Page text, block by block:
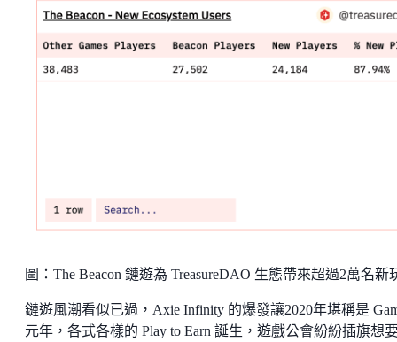
圖：The Beacon 鏈遊為 TreasureDAO 生態帶來超過2萬名新
鏈遊風潮看似已過，Axie Infinity 的爆發讓2020年堪稱是
元年，各式各樣的 Play to Earn 誕生，遊戲公會紛紛插旗想